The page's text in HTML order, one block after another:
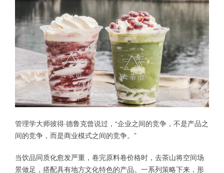
管理学大师彼得·德鲁克曾说过，“企业之间的竞争，不是产品之
间的竞争，而是商业模式之间的竞争。”
当饮品同质化愈发严重，卷完原料卷价格时，去茶山将空间场
景做足，搭配具有地方文化特色的产品。一系列策略下来，形